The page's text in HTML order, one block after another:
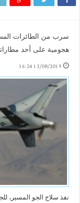
سرب من الطائرات
هجومية على أحد
13/08/2019 16:24
نفذ سلاح الجو المسير،